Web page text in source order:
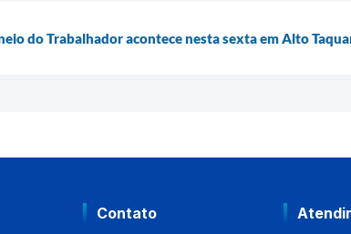
do Trabalhador acontece nesta sexta em Alto
Contato